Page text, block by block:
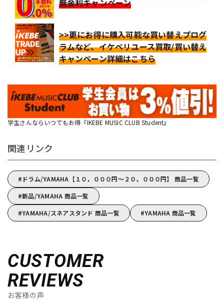
無金利キャンペーン
>>更にお得に購入可能な買い替えプログ
ラムなど、イケベリユース買取/買い替え
キャンペーン詳細はこちら
学生さんならいつでもお得『IKEBE MUSIC CLUB Student』
関連リンク
ドラム/YAMAHA【１０，０００円～２０，０００円】 商品一覧
新品/YAMAHA 商品一覧
YAMAHA/スネアスタンド 商品一覧
YAMAHA 商品一覧
CUSTOMER
REVIEWS
お客様の声